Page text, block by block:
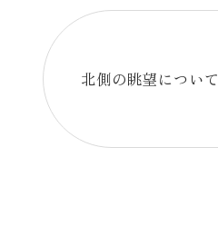
北側の眺望について
の詳細はこちら